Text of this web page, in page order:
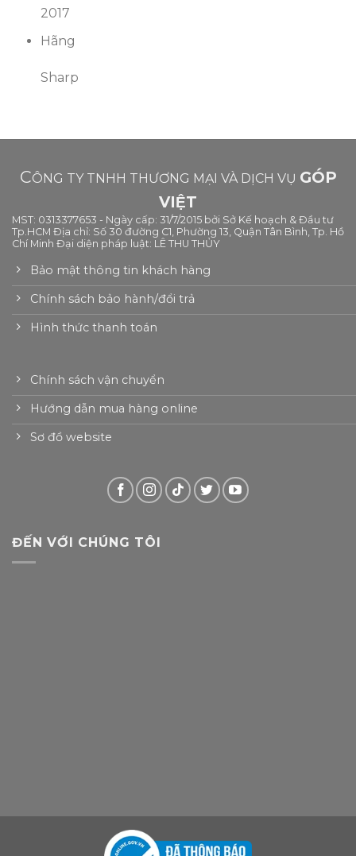
2017
Hãng
Sharp
CÔNG TY TNHH THƯƠNG MẠI VÀ DỊCH VỤ GÓP
VIỆT
MST: 0313377653 - Ngày cấp: 31/7/2015 bởi Sở Kế hoạch & Đầu tư
Tp.HCM Địa chỉ: Số 30 đường C1, Phường 13, Quận Tân Bình, Tp. Hồ
Chí Minh Đại diện pháp luật: LÊ THU THỦY
Bảo mật thông tin khách hàng
Chính sách bảo hành/đổi trả
Hình thức thanh toán
Chính sách vận chuyển
Hướng dẫn mua hàng online
Sơ đồ website
ĐẾN VỚI CHÚNG TÔI